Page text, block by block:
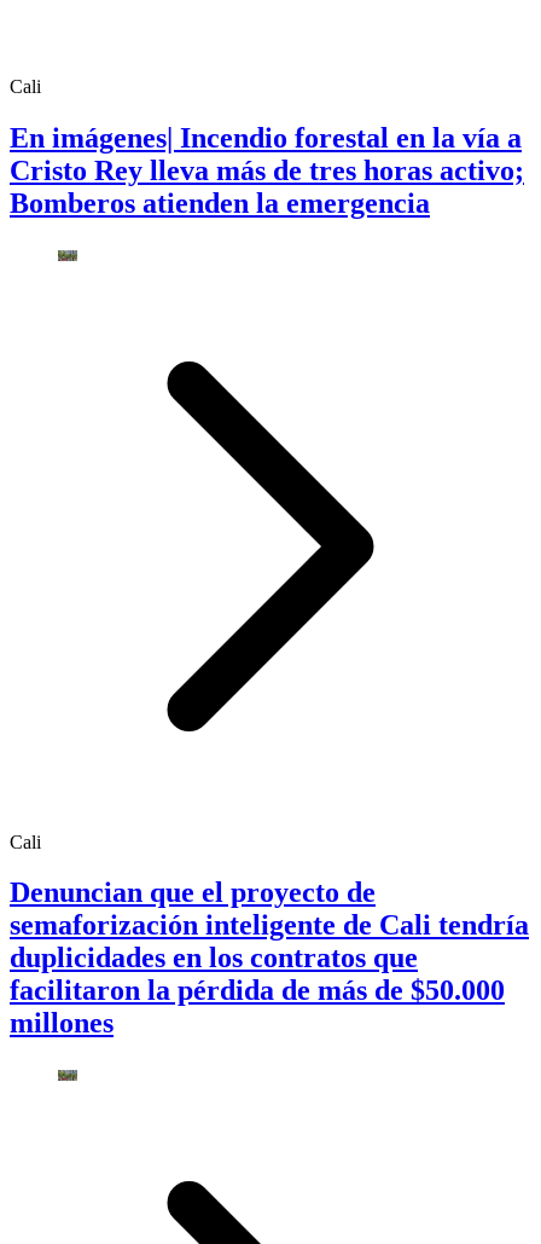
Cali
En imágenes| Incendio forestal en la vía a
Cristo Rey lleva más de tres horas activo;
Bomberos atienden la emergencia
Cali
Denuncian que el proyecto de
semaforización inteligente de Cali tendría
duplicidades en los contratos que
facilitaron la pérdida de más de $50.000
millones